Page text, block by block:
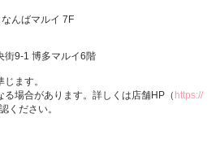
んばマルイ 7F
街9-1 博多マルイ6階
ます。
場合があります。詳しくは店舗HP（ https://
ください。